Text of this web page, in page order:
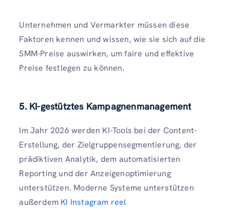
Unternehmen und Vermarkter müssen diese
Faktoren kennen und wissen, wie sie sich auf die
SMM-Preise auswirken, um faire und effektive
Preise festlegen zu können.
5. KI-gestütztes Kampagnenmanagement
Im Jahr 2026 werden KI-Tools bei der Content-
Erstellung, der Zielgruppensegmentierung, der
prädiktiven Analytik, dem automatisierten
Reporting und der Anzeigenoptimierung
unterstützen. Moderne Systeme unterstützen
außerdem KI Instagram reel